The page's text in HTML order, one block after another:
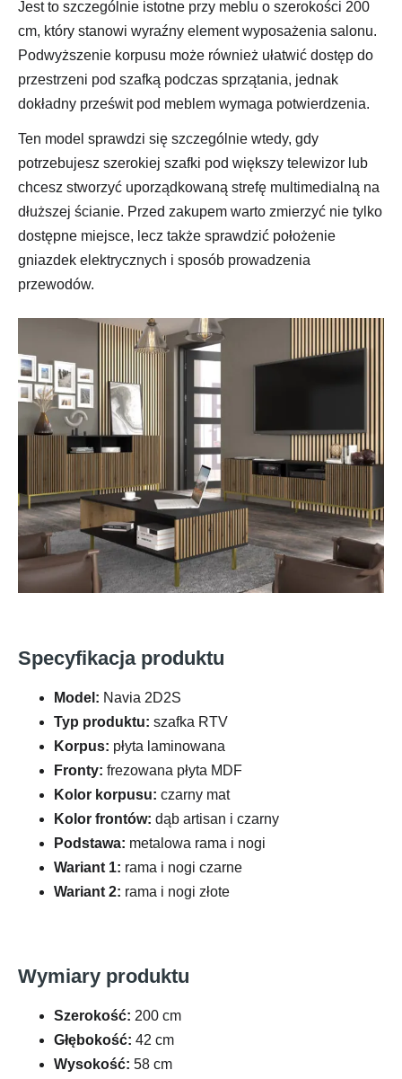
Jest to szczególnie istotne przy meblu o szerokości 200
cm, który stanowi wyraźny element wyposażenia salonu.
Podwyższenie korpusu może również ułatwić dostęp do
przestrzeni pod szafką podczas sprzątania, jednak
dokładny prześwit pod meblem wymaga potwierdzenia.
Ten model sprawdzi się szczególnie wtedy, gdy
potrzebujesz szerokiej szafki pod większy telewizor lub
chcesz stworzyć uporządkowaną strefę multimedialną na
dłuższej ścianie. Przed zakupem warto zmierzyć nie tylko
dostępne miejsce, lecz także sprawdzić położenie
gniazdek elektrycznych i sposób prowadzenia
przewodów.
Specyfikacja produktu
Model: Navia 2D2S
Typ produktu: szafka RTV
Korpus: płyta laminowana
Fronty: frezowana płyta MDF
Kolor korpusu: czarny mat
Kolor frontów: dąb artisan i czarny
Podstawa: metalowa rama i nogi
Wariant 1: rama i nogi czarne
Wariant 2: rama i nogi złote
Wymiary produktu
Szerokość: 200 cm
Głębokość: 42 cm
Wysokość: 58 cm